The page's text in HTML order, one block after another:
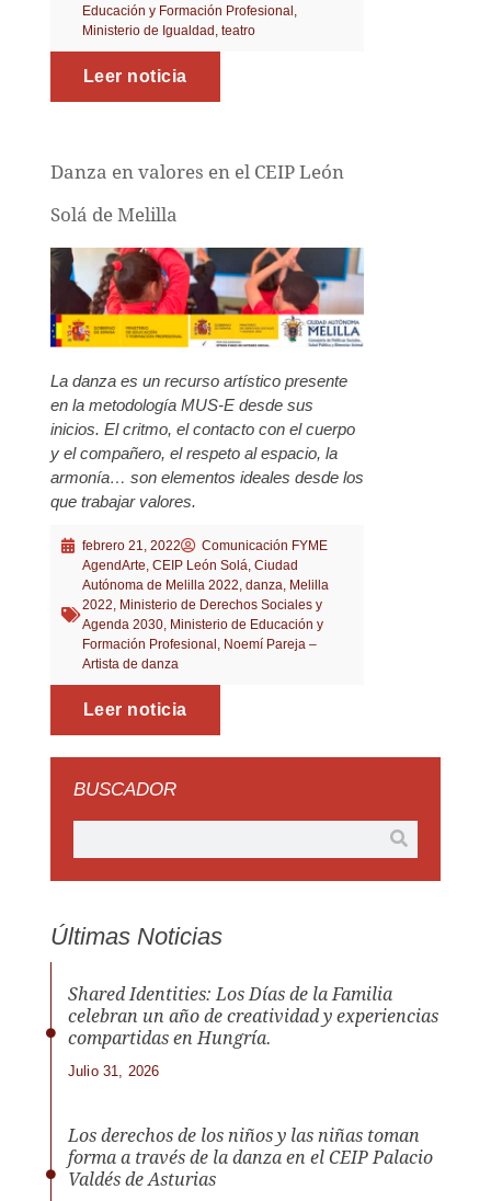
Educación y Formación Profesional,
Ministerio de Igualdad, teatro
Leer noticia
Danza en valores en el CEIP León
Solá de Melilla
La danza es un recurso artístico presente
en la metodología MUS-E desde sus
inicios. El critmo, el contacto con el cuerpo
y el compañero, el respeto al espacio, la
armonía… son elementos ideales desde los
que trabajar valores.
febrero 21, 2022
Comunicación FYME
AgendArte CEIP León Solá Ciudad
Autónoma de Melilla 2022 danza Melilla
2022 Ministerio de Derechos Sociales y
Agenda 2030, Ministerio de Educación y
Formación Profesional Noemí Pareja –
Artista de danza
Leer noticia
BUSCADOR
Últimas Noticias
Shared Identities: Los Días de la Familia
celebran un año de creatividad y experiencias
compartidas en Hungría.
Julio 31, 2026
Los derechos de los niños y las niñas toman
forma a través de la danza en el CEIP Palacio
Valdés de Asturias